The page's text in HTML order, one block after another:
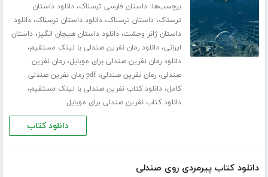
برچسب‌ها:داستان فارسی ترسناک،دانلود داستان
ترسناک،داستان ترسناک،دانلود داستان ترسناک،دانلود
داستان ژانر وحشت،دانلود داستان هیجان انگیز،داستان
ایرانی،دانلود رمان نفرین صندلی با لینک مستقیم،
دانلود رمان نفرین صندلی برای موبایل،رمان نفرین
صندلی،رمان نفرین صندلی،
pdf رمان نفرین صندلی
کامل،دانلود کتاب نفرین صندلی با لینک مستقیم،
دانلود کتاب نفرین صندلی برای موبایل
دانلود کتاب
دانلود کتاب پیرمردی روی صندلی